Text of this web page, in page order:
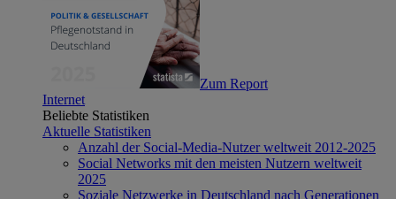
Zum Report
Internet
Beliebte Statistiken
Aktuelle Statistiken
Anzahl der Social-Media-Nutzer weltweit 2012-2025
Social Networks mit den meisten Nutzern weltweit
2025
Soziale Netzwerke in Deutschland nach Generationen